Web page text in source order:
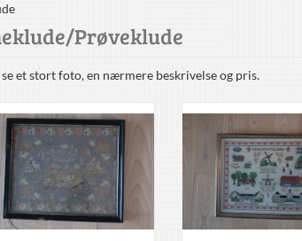
Prøveklude
et stort foto, en nærmere beskrivelse og pris.